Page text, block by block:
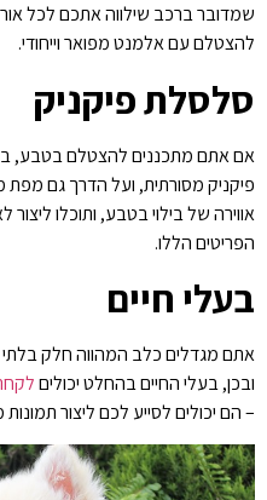
שמדובר ברכב שילווה אתכם לכל
להצטלם עם אלמנט מפואר וייחודי.
סלסלת פיקניק
אם אתם מתכננים להצטלם בטבע,
פיקניק מסורתית, ועל הדרך גם
אווירה של בילוי בטבע, ותוכלו
הפריטים הללו.
בעלי חיים
אתם מגדלים כלב המהווה חלק
ובכן, בעלי החיים בהחלט יכולים
– הם יכולים לסייע לכם ליצור